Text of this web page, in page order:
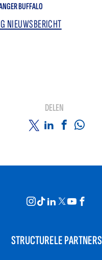
BUFFALO
NIEUWSBERICHT
DELEN
STRUCTURELE PARTNERS